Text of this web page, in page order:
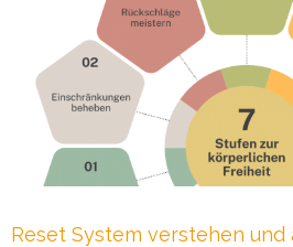
Reset System verstehen